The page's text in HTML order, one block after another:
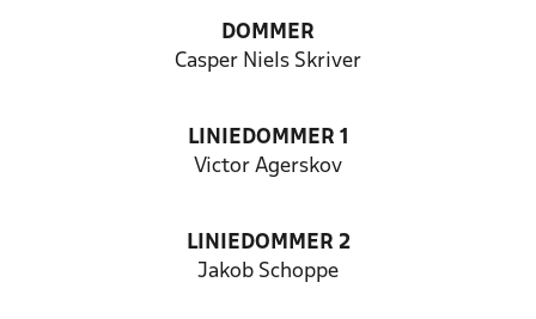
DOMMER
Casper Niels Skriver
LINIEDOMMER 1
Victor Agerskov
LINIEDOMMER 2
Jakob Schoppe